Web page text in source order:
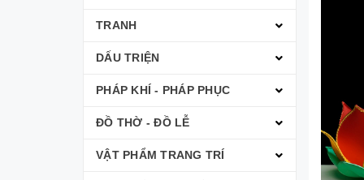
TRANH
DẤU TRIỆN
PHÁP KHÍ - PHÁP PHỤC
ĐỒ THỜ - ĐỒ LỄ
VẬT PHẨM TRANG TRÍ